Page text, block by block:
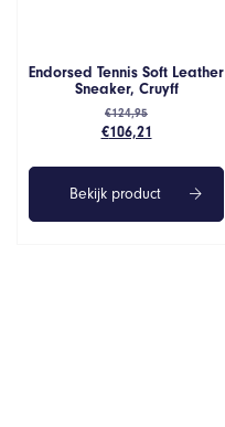
Endorsed Tennis Soft Leather
Sneaker, Cruyff
€124,95
Oorspronkelijke
was:
€124,95.
€106,21
is:
€106,21.
Bekijk product